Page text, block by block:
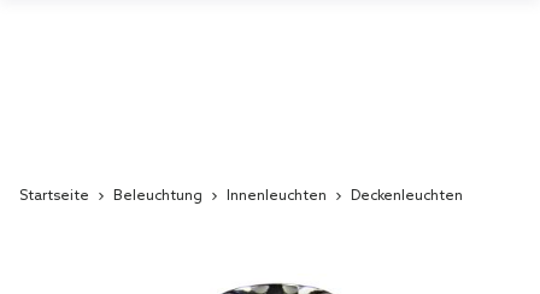
Startseite Beleuchtung Innenleuchten Deckenleuchten